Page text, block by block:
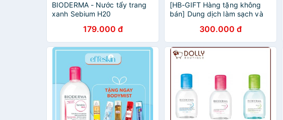
BIODERMA - Nước tẩy trang
xanh Sebium H20
179.000 đ
[HB-GIFT Hàng tặng không
bán] Dung dịch làm sạch và
Bioderma Sensibio H2O 10ml
300.000 đ